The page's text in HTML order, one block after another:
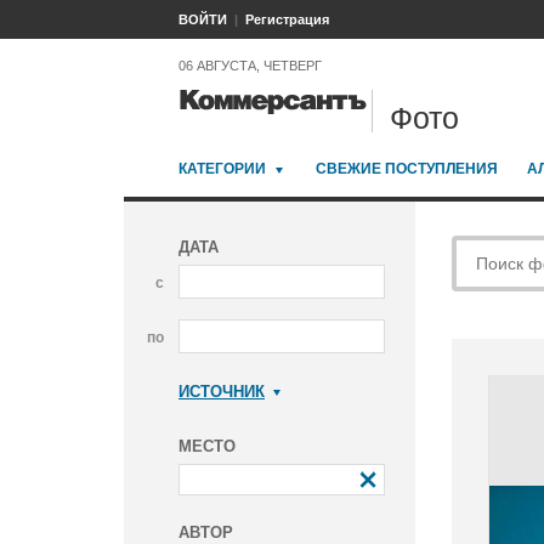
ВОЙТИ Регистрация
06 АВГУСТА, ЧЕТВЕРГ
Фото
КАТЕГОРИИ СВЕЖИЕ ПОСТУПЛЕНИЯ
ДАТА
с
по
ИСТОЧНИК
МЕСТО
АВТОР